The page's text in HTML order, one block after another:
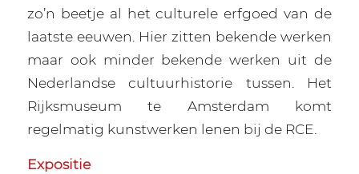
zo’n beetje al het culturele erfgoed van de
laatste eeuwen. Hier zitten bekende werken
maar ook minder bekende werken uit de
Nederlandse cultuurhistorie tussen. Het
Rijksmuseum te Amsterdam komt
regelmatig kunstwerken lenen bij de RCE.
Expositie